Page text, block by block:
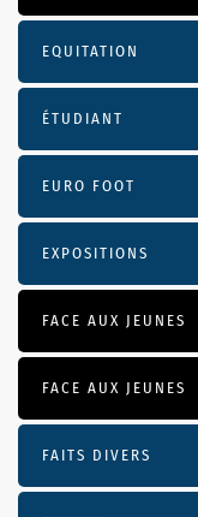
EQUITATION
ÉTUDIANT
EURO FOOT
EXPOSITIONS
FACE AUX JEUNES
FACE AUX JEUNES
FAITS DIVERS